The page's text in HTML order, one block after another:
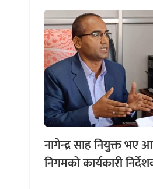
नागेन्द्र साह नियुक्त भए
निगमको कार्यकारी